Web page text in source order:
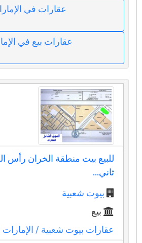
عقارات في
عقارات بيع في
للبيع بيت منطقة الخران رأس
ثاني...
بيوت شعبية
بيع
عقارات بيوت شعبية/ الإمارات/